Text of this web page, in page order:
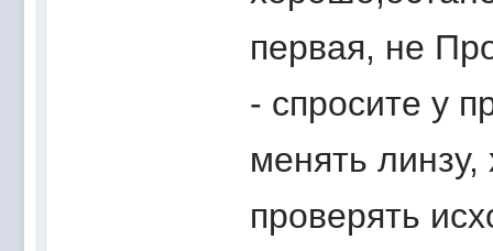
первая, не
- спросите у
менять линзу,
проверять